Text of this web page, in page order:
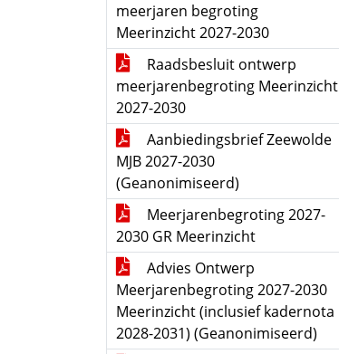
meerjaren begroting
Meerinzicht 2027-2030
Raadsbesluit ontwerp
meerjarenbegroting Meerinzicht
2027-2030
Aanbiedingsbrief Zeewolde
MJB 2027-2030
(Geanonimiseerd)
Meerjarenbegroting 2027-
2030 GR Meerinzicht
Advies Ontwerp
Meerjarenbegroting 2027-2030
Meerinzicht (inclusief kadernota
2028-2031) (Geanonimiseerd)